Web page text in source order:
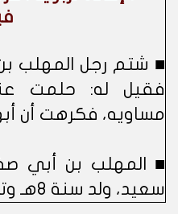
■ شتم رجل المهلب
فقيل له: حلمت
مساويه، فكرهت أن
■ المهلب بن أبي
سعيد، ولد سنة 8هـ وتوفي سنة 82 هـ.